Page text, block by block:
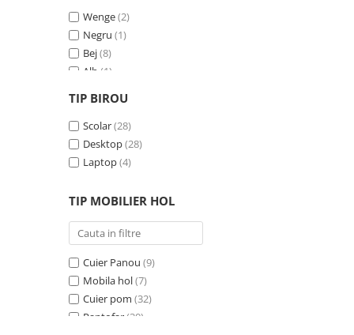
Wenge(2)
Negru (1)
Bej(8)
Alb (1)
Negru - Cires
Crem (7)
Albastru(1)
Pin(1)
TIP BIROU
Scolar(28)
Desktop(28)
Laptop(4)
TIP MOBILIER HOL
Cuier Panou (9)
Mobila hol(7)
Cuier pom (32)
Pantofar (30)